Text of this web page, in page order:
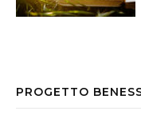
PROGETTO